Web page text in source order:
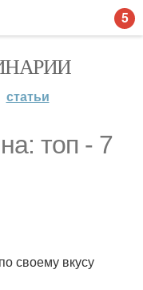
статьи
топ - 7
своему вкусу
5